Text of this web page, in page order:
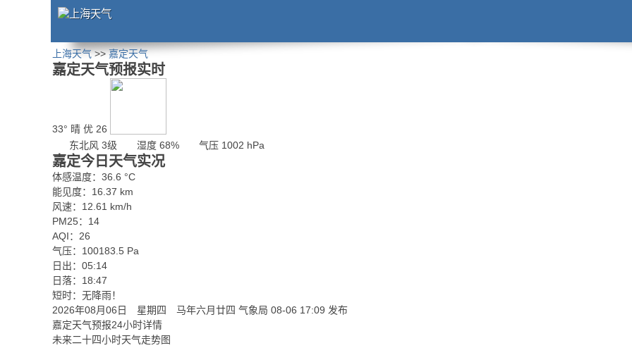
上海天气>>嘉定天气
嘉定天气预报实时
33° 晴 优 26
东北风 3级
湿度 68% 气压 1002 hPa
嘉定今日天气实况
体感温度：36.6 °C
能见度：16.37 km
风速：12.61 km/h
PM25：14
AQI：26
气压：100183.5 Pa
日出：05:14
日落：18:47
短时：无降雨！
2026年08月06日 星期四 马年六月廿四 气象局 08-06 17:09 发布
嘉定天气预报24小时详情
未来二十四小时天气走势图